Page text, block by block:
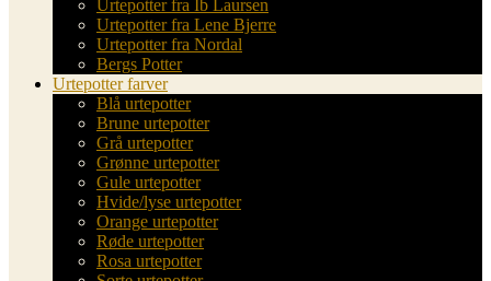
Urtepotter fra Ib Laursen
Urtepotter fra Lene Bjerre
Urtepotter fra Nordal
Bergs Potter
Urtepotter farver
Blå urtepotter
Brune urtepotter
Grå urtepotter
Grønne urtepotter
Gule urtepotter
Hvide/lyse urtepotter
Orange urtepotter
Røde urtepotter
Rosa urtepotter